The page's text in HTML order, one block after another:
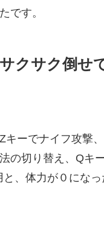
です。
サク倒せ
キーでナイフ攻撃
の切り替え、Qキ
、体力が０にな